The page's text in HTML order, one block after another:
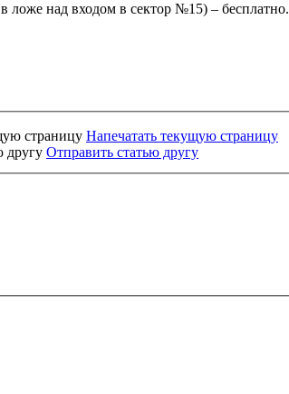
ложе над входом в сектор №15) – бесплатно.
Напечатать текущую страницу
Отправить статью другу